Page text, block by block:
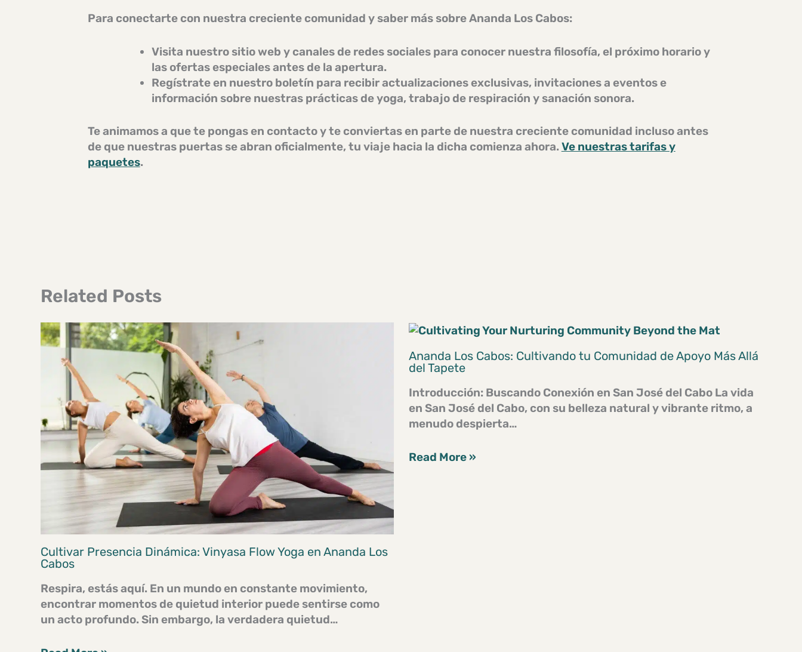
Para conectarte con nuestra creciente comunidad y saber más sobre Ananda Los Cabos:
Visita nuestro sitio web y canales de redes sociales para conocer nuestra filosofía, el próximo horario y
las ofertas especiales antes de la apertura.
Regístrate en nuestro boletín para recibir actualizaciones exclusivas, invitaciones a eventos e
información sobre nuestras prácticas deyoga, trabajo de respiración y sanación sonora.
Te animamos a que te pongas en contacto y te conviertas en parte de nuestra creciente comunidad incluso antes
de que nuestras puertas se abran oficialmente, tu viaje hacia la dicha comienza ahora. Ve nuestras tarifas y
paquetes.
Related Posts
Cultivar Presencia Dinámica: Vinyasa Flow Yoga en Ananda Los
Cabos
Respira, estás aquí. En un mundo en constante movimiento,
encontrar momentos de quietud interior puede sentirse como
un acto profundo. Sin embargo, la verdadera quietud…
Ananda Los Cabos: Cultivando tu Comunidad de Apoyo Más Allá
del Tapete
Introducción: Buscando Conexión en San José del Cabo La vida
en San José del Cabo, con su belleza natural y vibrante ritmo, a
menudo despierta…
Read More »